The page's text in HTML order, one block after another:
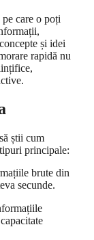
care o poți
și idei
rapidă nu
știi cum
principale:
brute din
secunde.